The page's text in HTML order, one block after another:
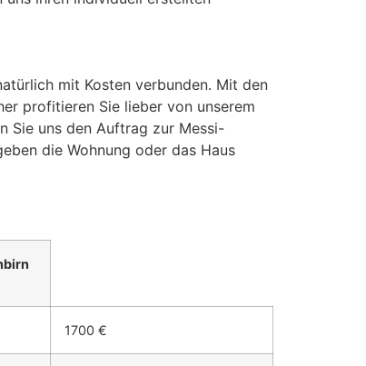
mit Kosten verbunden. Mit den
profitieren Sie lieber von unserem
Sie uns den Auftrag zur Messi-
die Wohnung oder das Haus
1700 €